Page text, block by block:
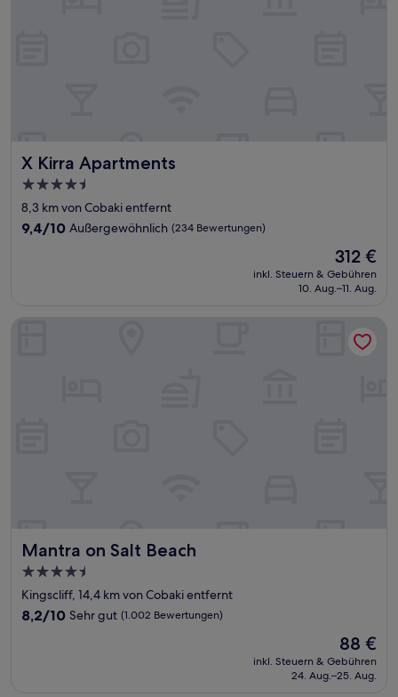
X Kirra Apartments
X Kirra Apartments
4.5-
Sterne-
Unterkunft
8,3 km von Cobaki entfernt
9.4
9,4/10 Außergewöhnlich (234 Bewertungen)
Der
Preis
beträgt
312 €
inkl. Steuern & Gebühren
10. Aug.–11. Aug.
Mantra on Salt Beach
Mantra on Salt Beach
4.5-
Sterne-
Unterkunft
Kingscliff, 14,4 km von Cobaki entfernt
8.2
8,2/10 Sehr gut (1.002 Bewertungen)
Der
Preis
beträgt
88 €
inkl. Steuern & Gebühren
24. Aug.–25. Aug.
Mantra on Salt Beach